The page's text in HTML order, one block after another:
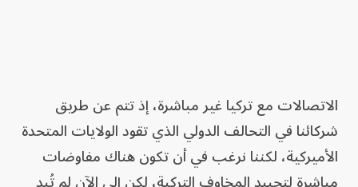
الاتصالات مع تركيا غير مباشرة، إذ تتم عن طريق
شركائنا في التحالف الدولي الذي تقود الولايات المتحدة
الأميركية، لكننا نرغب في أن تكون هناك مفاوضات